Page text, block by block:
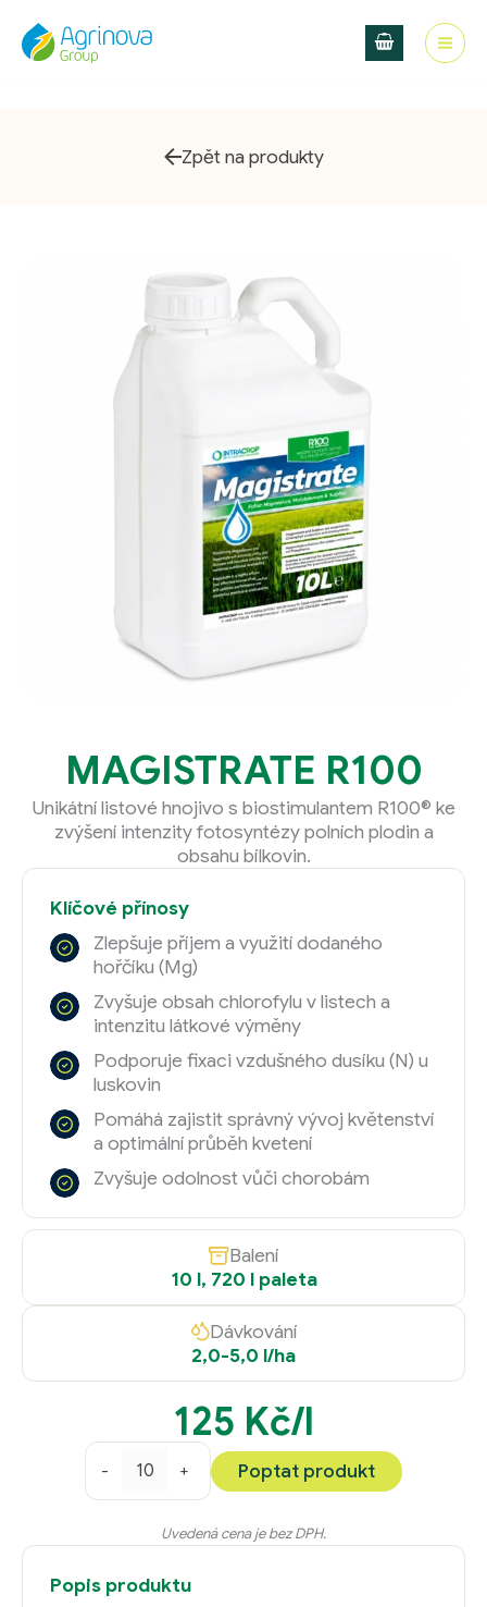
obsah
Zpět na produkty
MAGISTRATE R100
Unikátní listové hnojivo s biostimulantem R100® ke
zvýšení intenzity fotosyntézy polních plodin a
obsahu bílkovin.
Klíčové přínosy
Zlepšuje příjem a využití dodaného
hořčíku (Mg)
Zvyšuje obsah chlorofylu v listech a
intenzitu látkové výměny
Podporuje fixaci vzdušného dusíku (N) u
luskovin
Pomáhá zajistit správný vývoj květenství
a optimální průběh kvetení
Zvyšuje odolnost vůči chorobám
Balení
10 l, 720 l paleta
Dávkování
2,0-5,0 l/ha
125 Kč/l
-
R100
+ Poptat produkt
Uvedená cena je bez DPH.
Popis produktu